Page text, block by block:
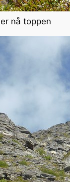
nå toppen